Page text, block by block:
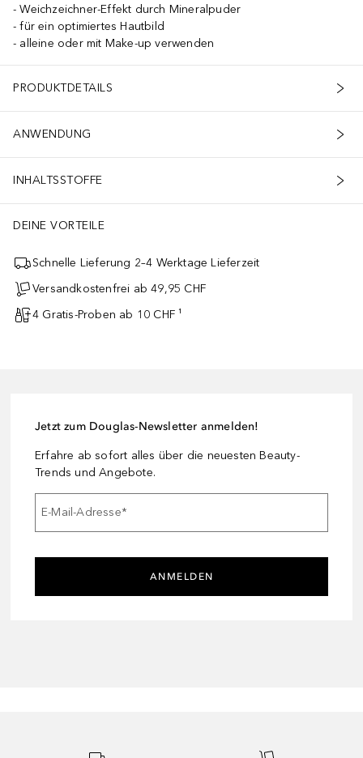
Weichzeichner-Effekt durch Mineralpuder
für ein optimiertes Hautbild
alleine oder mit Make-up verwenden
PRODUKTDETAILS
ANWENDUNG
INHALTSSTOFFE
DEINE VORTEILE
Schnelle Lieferung 2–4 Werktage Lieferzeit
Versandkostenfrei ab 49,95 CHF
4 Gratis-Proben ab 10 CHF ¹
Jetzt zum Douglas-Newsletter anmelden!
Erfahre ab sofort alles über die neuesten Beauty-
Trends und Angebote.
E-Mail-Adresse*
ANMELDEN